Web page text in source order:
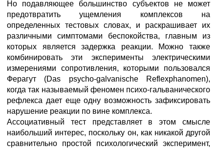
Но подавляющее большинство субъектов не может
предотвратить ущемления комплексов на
определенных тестовых словах, и раскрашивает их
различными симптомами беспокойства, главным из
которых является задержка реакции. Можно также
комбинировать эти эксперименты электрическими
измерениями сопротивления, которыми пользовался
Ферагут (Das psycho-galvanische Reflexphanomen),
когда так называемый феномен психо-гальванического
рефлекса дает еще одну возможность зафиксировать
нарушение реакции по вине комплекса.
Ассоциативный тест представляет в этом смысле
наибольший интерес, поскольку он, как никакой другой
сравнительно простой психологический эксперимент,